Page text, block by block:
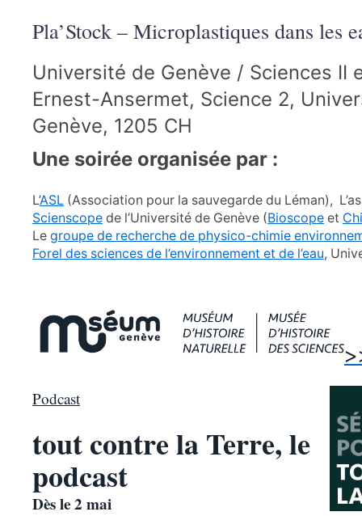
Pla’Stock – Microplastiques dans les
Université de Genève / Sciences II
Ernest-Ansermet, Science 2,
Genève, 1205 CH
Une soirée organisée par :
L’ASL (Association pour la sauvegarde du Léman),
Scienscope de l’Université de Genève (Bioscope et
Le groupe de recherche de physico-chimie
Forel des sciences de l’environnement et de l’eau,
Podcast
tout contre la Terre, le
podcast
Dès le 2 mai